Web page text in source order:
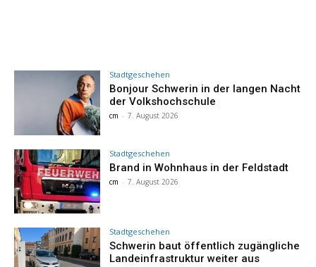
Stadtgeschehen
Bonjour Schwerin in der langen Nacht
der Volkshochschule
cm - 7. August 2026
Stadtgeschehen
Brand in Wohnhaus in der Feldstadt
cm - 7. August 2026
Stadtgeschehen
Schwerin baut öffentlich zugängliche
Landeinfrastruktur weiter aus